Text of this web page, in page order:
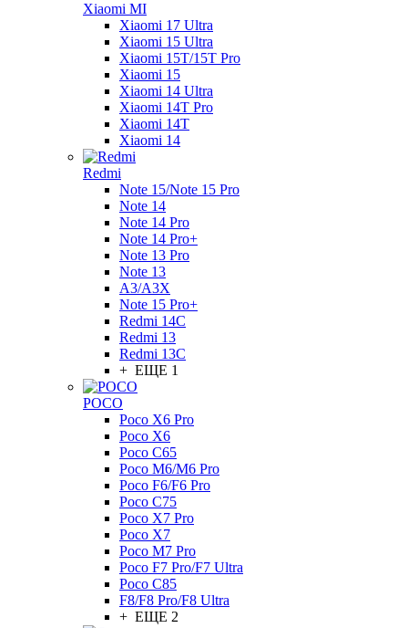
Xiaomi MI
Xiaomi 17 Ultra
Xiaomi 15 Ultra
Xiaomi 15T/15T Pro
Xiaomi 15
Xiaomi 14 Ultra
Xiaomi 14T Pro
Xiaomi 14T
Xiaomi 14
Redmi
Note 15/Note 15 Pro
Note 14
Note 14 Pro
Note 14 Pro+
Note 13 Pro
Note 13
A3/A3X
Note 15 Pro+
Redmi 14C
Redmi 13
Redmi 13C
+ ЕЩЕ 1
POCO
Poco X6 Pro
Poco X6
Poco C65
Poco M6/M6 Pro
Poco F6/F6 Pro
Poco C75
Poco X7 Pro
Poco X7
Poco M7 Pro
Poco F7 Pro/F7 Ultra
Poco C85
F8/F8 Pro/F8 Ultra
+ ЕЩЕ 2